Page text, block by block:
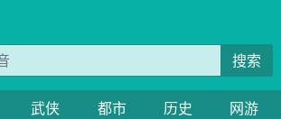
搜索
武侠 都市 历史
网游